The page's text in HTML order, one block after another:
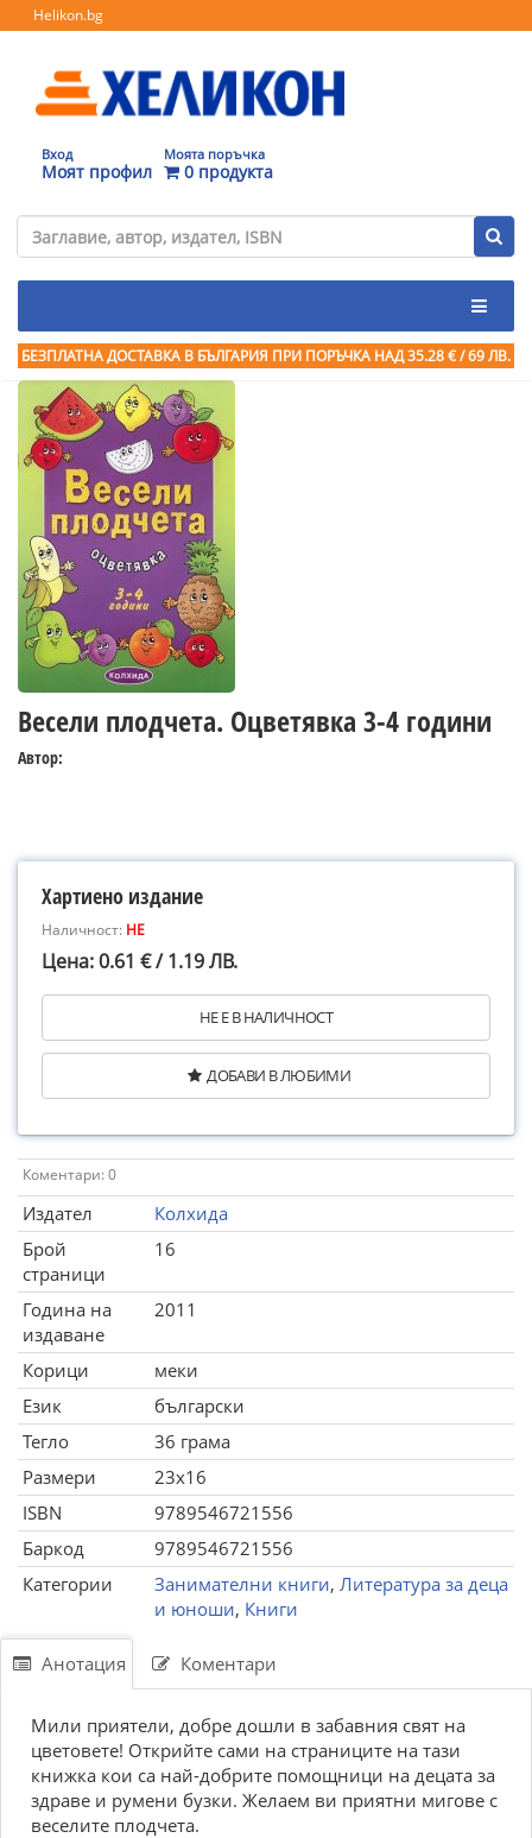
Helikon.bg
Вход
Моят профил
Моята поръчка
0 продукта
БЕЗПЛАТНА ДОСТАВКА В БЪЛГАРИЯ ПРИ ПОРЪЧКА НАД 35.28 € / 69 ЛВ.
Весели плодчета. Оцветявка 3-4 години
Автор:
Хартиено издание
Наличност: НЕ
Цена: 0.61 € / 1.19 ЛВ.
НЕ Е В НАЛИЧНОСТ
ДОБАВИ В ЛЮБИМИ
Коментари: 0
Издател
Колхида
Брой
страници
16
Година на
издаване
2011
Корици
меки
Език
български
Тегло
36 грама
Размери
23x16
ISBN
9789546721556
Баркод
9789546721556
Категории
Занимателни книги, Литература за деца
и юноши, Книги
Анотация Коментари
Мили приятели, добре дошли в забавния свят на
цветовете! Открийте сами на страниците на тази
книжка кои са най-добрите помощници на децата за
здраве и румени бузки. Желаем ви приятни мигове с
веселите плодчета.